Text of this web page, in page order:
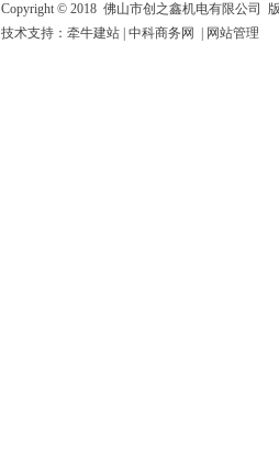
Copyright © 2018 佛山市创之鑫机电有限公司
技术支持： 牵牛建站 中科商务网 网站管理